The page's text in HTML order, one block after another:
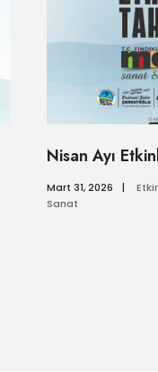
Nisan Ayı
Mart 31, 2026 |
Sanat